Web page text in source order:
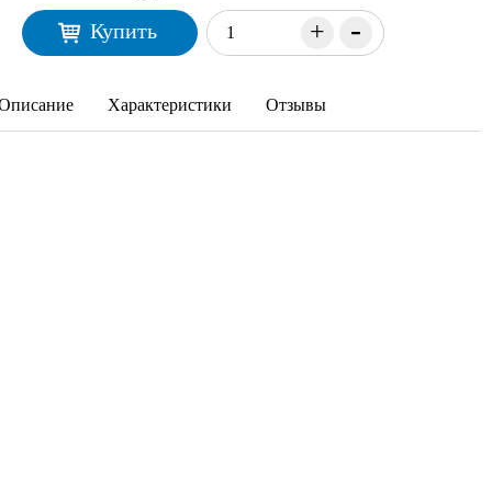
+ -
Купить
Характеристики Отзывы